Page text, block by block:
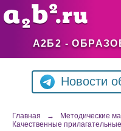
А2Б2 -
Новости
Главная → Методические
Качественные